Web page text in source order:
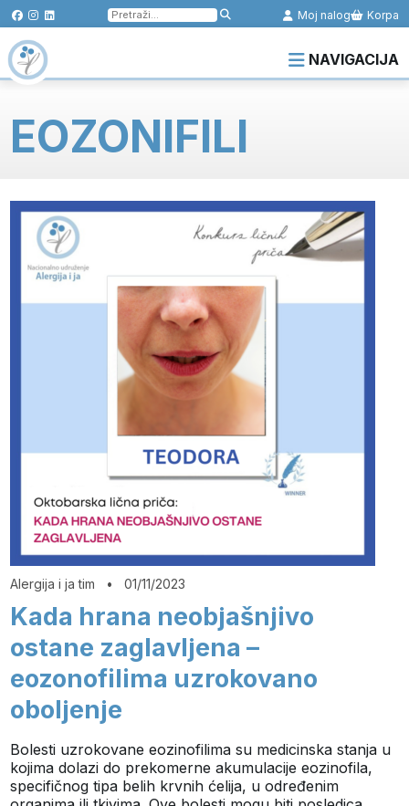
Pretraga
za:
Moj nalog Korpa
NAVIGACIJA
EOZONIFILI
Alergija i ja tim •01/11/2023
Kada hrana neobjašnjivo
ostane zaglavljena –
eozonofilima uzrokovano
oboljenje
Bolesti uzrokovane eozinofilima su medicinska stanja u
kojima dolazi do prekomerne akumulacije eozinofila,
specifičnog tipa belih krvnih ćelija, u određenim